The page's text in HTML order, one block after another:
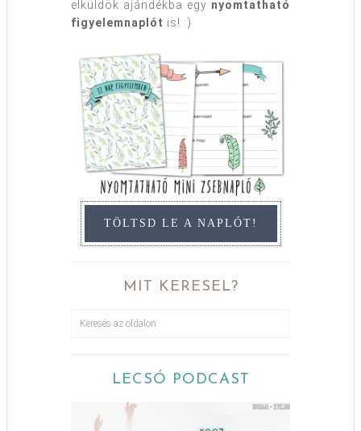
elküldök ajándékba egy nyomtatható
figyelemnaplót is! :)
TÖLTSD LE A NAPLÓT!
MIT KERESEL?
LECSÓ PODCAST